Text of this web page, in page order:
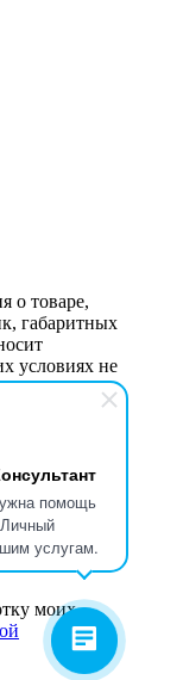
помощь
услугам.
о товаре,
габаритных
условиях не
моих